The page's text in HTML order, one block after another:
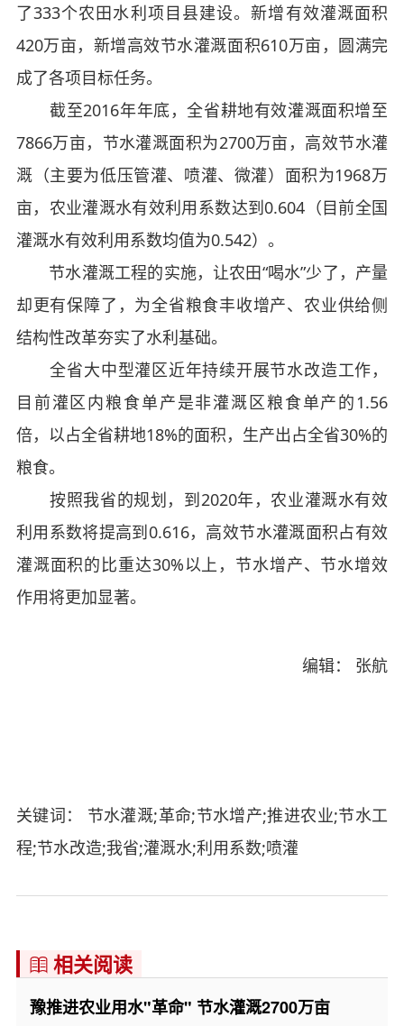
了333个农田水利项目县建设。新增有效灌溉面积
420万亩，新增高效节水灌溉面积610万亩，圆满完
成了各项目标任务。
截至2016年年底，全省耕地有效灌溉面积增至
7866万亩，节水灌溉面积为2700万亩，高效节水灌
溉（主要为低压管灌、喷灌、微灌）面积为1968万
亩，农业灌溉水有效利用系数达到0.604（目前全国
灌溉水有效利用系数均值为0.542）。
节水灌溉工程的实施，让农田“喝水”少了，产量
却更有保障了，为全省粮食丰收增产、农业供给侧
结构性改革夯实了水利基础。
全省大中型灌区近年持续开展节水改造工作，
目前灌区内粮食单产是非灌溉区粮食单产的1.56
倍，以占全省耕地18%的面积，生产出占全省30%的
粮食。
按照我省的规划，到2020年，农业灌溉水有效
利用系数将提高到0.616，高效节水灌溉面积占有效
灌溉面积的比重达30%以上，节水增产、节水增效
作用将更加显著。
编辑： 张航
关键词： 节水灌溉;革命;节水增产;推进农业;节水工
程;节水改造;我省;灌溉水;利用系数;喷灌
 相关阅读
豫推进农业用水"革命" 节水灌溉2700万亩